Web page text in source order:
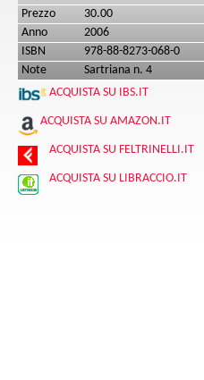
Prezzo
30.00
Anno
2006
ISBN
978-88-8273-068-0
Note
Sartriana n. 4
ACQUISTA SU IBS.IT
ACQUISTA SU AMAZON.IT
ACQUISTA SU FELTRINELLI.IT
ACQUISTA SU LIBRACCIO.IT